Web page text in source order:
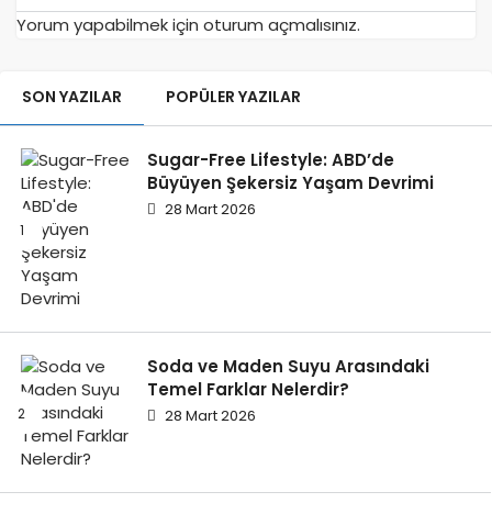
Yorum yapabilmek için oturum açmalısınız.
SON YAZILAR POPÜLER YAZILAR
Sugar-Free Lifestyle: ABD’de
Büyüyen Şekersiz Yaşam Devrimi
28 Mart 2026
Soda ve Maden Suyu Arasındaki
Temel Farklar Nelerdir?
28 Mart 2026